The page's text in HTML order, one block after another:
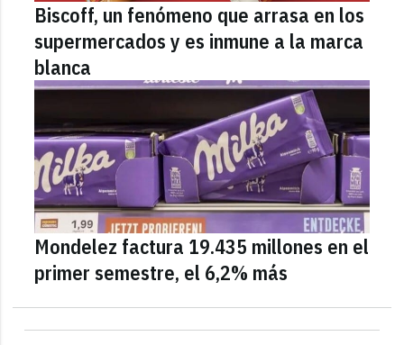
Biscoff, un fenómeno que arrasa en los
supermercados y es inmune a la marca
blanca
Mondelez factura 19.435 millones en el
primer semestre, el 6,2% más